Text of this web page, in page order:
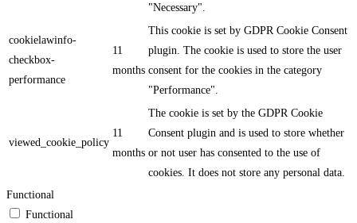
"Necessary".
cookielawinfo-
checkbox-
performance
11
months
This cookie is set by GDPR Cookie Consent
plugin. The cookie is used to store the user
consent for the cookies in the category
"Performance".
viewed_cookie_policy
11
months
The cookie is set by the GDPR Cookie
Consent plugin and is used to store whether
or not user has consented to the use of
cookies. It does not store any personal data.
Functional
Functional